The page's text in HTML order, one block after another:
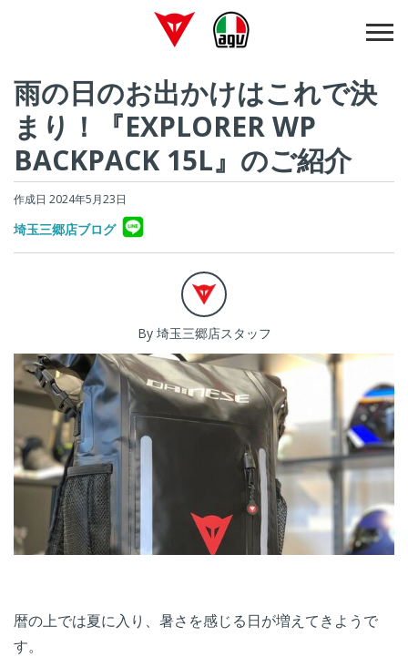
雨の日のお出かけはこれで決
まり！『EXPLORER WP
BACKPACK 15L』のご紹介
作成日 2024年5月23日
埼玉三郷店ブログ
By 埼玉三郷店スタッフ
暦の上では夏に入り、暑さを感じる日が増えてきようで
す。